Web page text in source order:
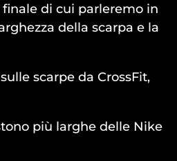
finale di cui parleremo in
della scarpa e la
scarpe da CrossFit,
più larghe delle Nike